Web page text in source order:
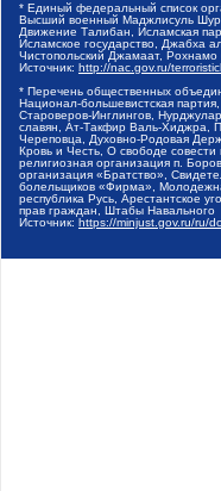
* Единый федеральный список
Высший военный Маджлисуль
Движение Талибан, Исламская
Исламское государство, Джабха
Чистопольский Джамаат,
Источник: http://nac.gov.ru/
* Перечень общественных
Национал-большевистская
Староверов-Инглингов,
славян, Ат-Такфир Валь-Хиджра,
Череповца, Духовно-Родовая
Кровь и Честь, О свободе
религиозная организация п.
организация «Братство»,
болельщиков «Фирма»,
республика Русь, Арестантское
прав граждан, Штабы Навального
Источник: https://minjust.gov.ru/ru/